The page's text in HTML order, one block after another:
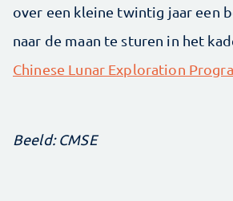
over een kleine twintig jaar een
naar de maan te sturen in het
Chinese Lunar Exploration
Beeld: CMSE